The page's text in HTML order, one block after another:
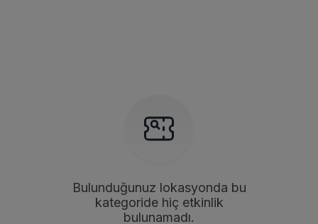
Bulunduğunuz lokasyonda bu
kategoride hiç etkinlik
bulunamadı.